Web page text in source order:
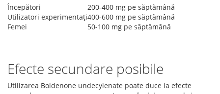
Începători
200-400 mg pe săptămână
Utilizatori experimentați400-600 mg pe săptămână
Femei
50-100 mg pe săptămână
Efecte secundare posibile
Utilizarea Boldenone undecylenate poate duce la efecte